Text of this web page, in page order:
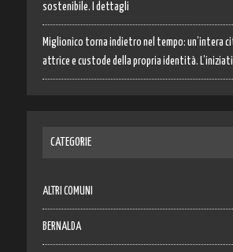
sostenibile. I dettagli
Miglionico torna indietro nel tempo: un’intera
attrice e custode della propria identità.
CATEGORIE
ALTRI COMUNI
BERNALDA